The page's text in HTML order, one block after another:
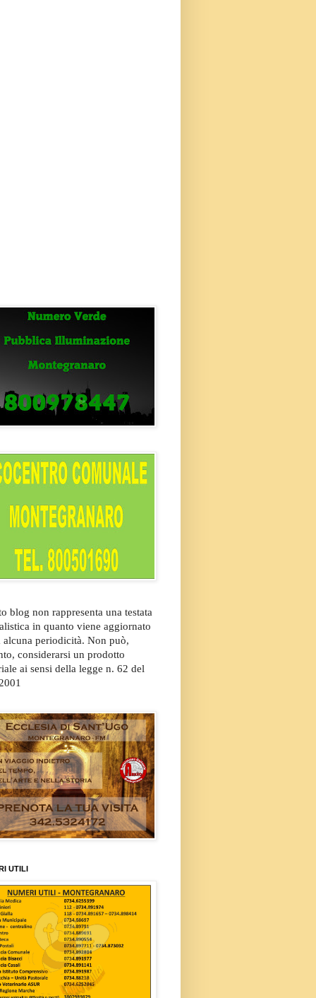
blog non rappresenta una testata
in quanto viene aggiornato
alcuna periodicità. Non può,
considerarsi un prodotto
ai sensi della legge n. 62 del
UTILI